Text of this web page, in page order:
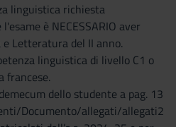
linguistica richiesta
è NECESSARIO aver
Letteratura del II anno.
linguistica di livello C1 o
francese.
dello studente a pag. 13
Documento/allegati/allegati2